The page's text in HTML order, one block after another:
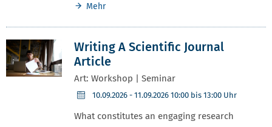
Mehr
Writing A Scientific Journal
Article
Art: Workshop | Seminar
10.09.2026 - 11.09.2026 10:00 bis 13:00 Uhr
What constitutes an engaging research